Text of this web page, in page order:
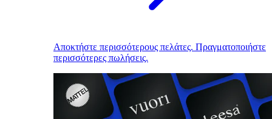
Αποκτήστε περισσότερους πελάτες. Πραγματοποιήστε
περισσότερες πωλήσεις.